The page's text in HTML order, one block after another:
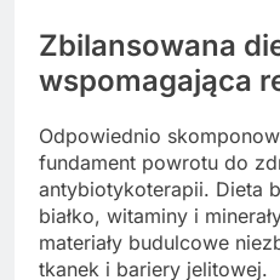
Zbilansowana
wspomagająca
Odpowiednio
fundament powrotu do
antybiotykoterapii. Dieta
białko, witaminy i
materiały budulcowe
tkanek i bariery jelitowej.